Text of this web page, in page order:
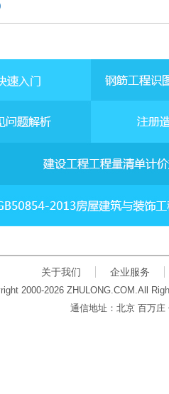
关于我们 企业服务
2000-2026 ZHULONG.COM.All
通信地址：北京 百万